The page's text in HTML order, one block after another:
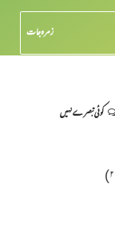
زمرہ جات
کوئی تبصرے نہیں